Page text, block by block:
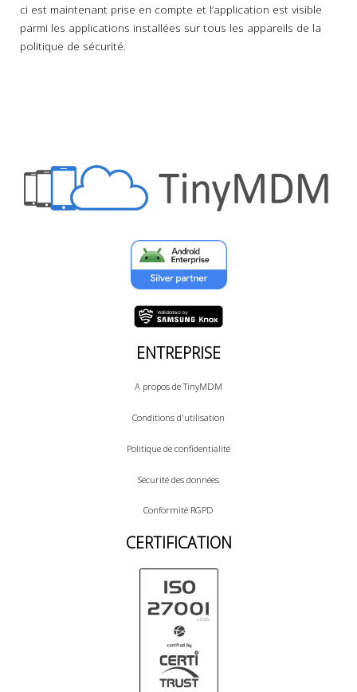
ci est maintenant prise en compte et l’application est visible
parmi les applications installées sur tous les appareils de la
politique de sécurité.
ENTREPRISE
A propos de TinyMDM
Conditions d'utilisation
Politique de confidentialité
Sécurité des données
Conformité RGPD
CERTIFICATION